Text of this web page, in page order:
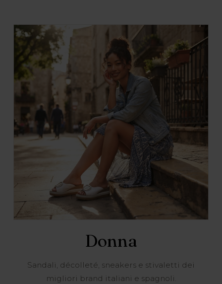
Donna
Sandali, décolleté, sneakers e stivaletti dei
migliori brand italiani e spagnoli.